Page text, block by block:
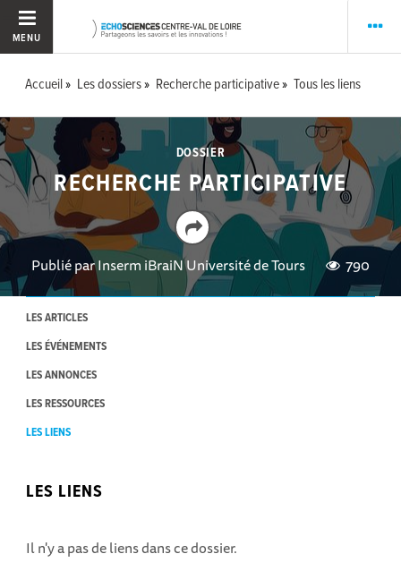
MENU
Accueil Les dossiers Recherche participative Tous les liens
DOSSIER
RECHERCHE PARTICIPATIVE
Publié parInserm iBraiN Université de Tours 790
LES ARTICLES
LES ÉVÉNEMENTS
LES ANNONCES
LES RESSOURCES
LES LIENS
LES LIENS
Il n'y a pas de liens dans ce dossier.